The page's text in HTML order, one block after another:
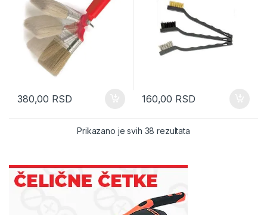
380,00 RSD 160,00 RSD
Prikazano je svih 38 rezultataSorted by latest